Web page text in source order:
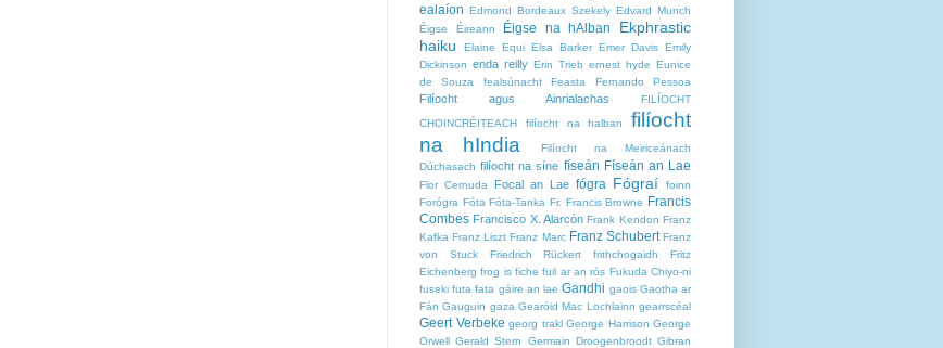
ealaíon Edmond Bordeaux Szekely Edvard Munch
Éigse Éireann
Éigse na hAlban
Ekphrastic
haiku
Elaine Equi Elsa Barker Emer Davis Emily
Dickinson enda reilly Erin Trieb ernest hyde Eunice
de Souza
fealsúnacht Feasta Fernando Pessoa
Filíocht agus Ainrialachas
FILÍOCHT
CHOINCRÉITEACH
filíocht na halban
filíocht
na hIndia
Filíocht na Meiriceánach
Dúchasach filíocht na síne físeán Físeán an Lae
Flor Cernuda Focal an Lae fógra Fógraí
foinn
Forógra Fóta Fóta-Tanka Fr. Francis Browne
Francis
Combes Francisco X. Alarcón Frank Kendon Franz
Kafka Franz Liszt Franz Marc Franz Schubert Franz
von Stuck
Friedrich Rückert frithchogaidh
Fritz
Eichenberg frog is fiche fuil ar an rós Fukuda Chiyo-ni
fuseki futa fata gáire an lae Gandhi gaois Gaotha ar
Fán Gauguin gaza Gearóid Mac Lochlainn gearrscéal
Geert Verbeke georg trakl George Harrison George
Orwell Gerald Stern Germain Droogenbroodt Gibran